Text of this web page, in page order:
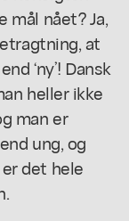
mål nået? Ja,
at
‘ny’! Dansk
heller ikke
man er
ung, og
det hele